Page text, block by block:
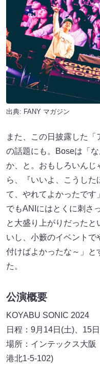
出典: FANY マガジン
また、この日披露した「
の話題にも。Boseは「
か、と。おもしろいん
ら、『いいよ、こうし
て、やれてよかったで
でもANIにはとくに刺さ
と大盛り上がりだった
いし、小籔のイベントで
付けばよかったな～」と
た。
公演概要
KOYABU SONIC 2024
日程：9月14日(土)、15
場所：インテックス大
港北1-5-102)